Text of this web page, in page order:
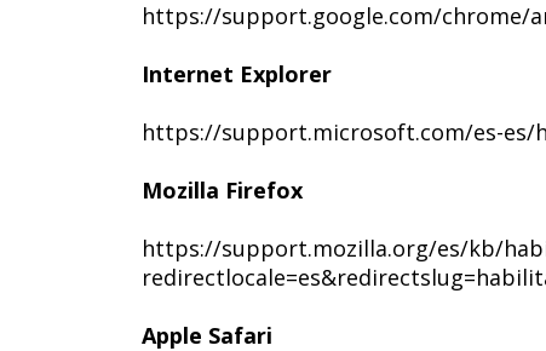
https://support.google.com/chrome/
Internet Explorer
https://support.microsoft.com/es-es/
Mozilla Firefox
https://support.mozilla.org/es/kb/
Apple Safari